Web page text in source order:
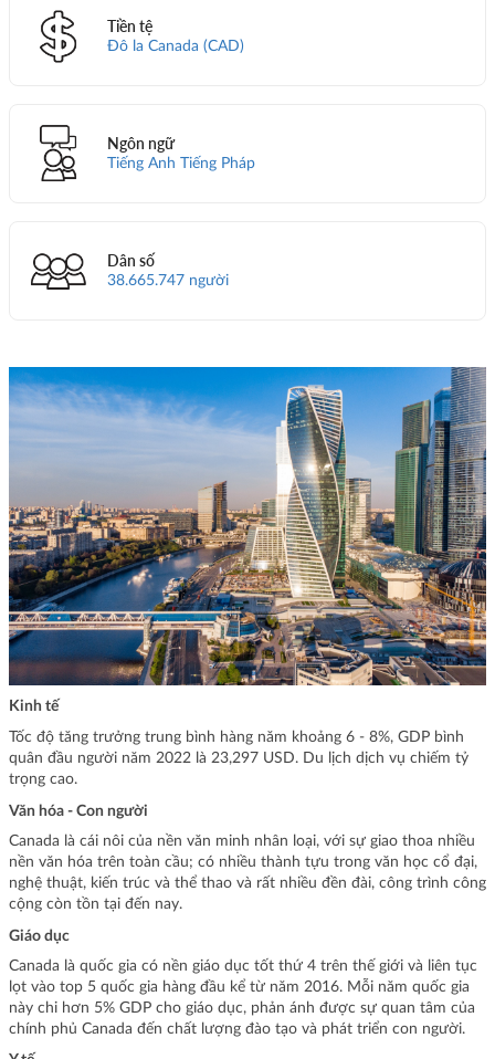
Tiền tệ
Đô la Canada (CAD)
Ngôn ngữ
Tiếng Anh Tiếng Pháp
Dân số
38.665.747 người
Kinh tế
Tốc độ tăng trưởng trung bình hàng năm khoảng 6 - 8%, GDP bình
quân đầu người năm 2022 là 23,297 USD. Du lịch dịch vụ chiếm tỷ
trọng cao.
Văn hóa - Con người
Canada là cái nôi của nền văn minh nhân loại, với sự giao thoa nhiều
nền văn hóa trên toàn cầu; có nhiều thành tựu trong văn học cổ đại,
nghệ thuật, kiến trúc và thể thao và rất nhiều đền đài, công trình công
cộng còn tồn tại đến nay.
Giáo dục
Canada là quốc gia có nền giáo dục tốt thứ 4 trên thế giới và liên tục
lọt vào top 5 quốc gia hàng đầu kể từ năm 2016. Mỗi năm quốc gia
này chi hơn 5% GDP cho giáo dục, phản ánh được sự quan tâm của
chính phủ Canada đến chất lượng đào tạo và phát triển con người.